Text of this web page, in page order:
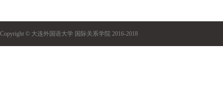
Copyright © 大连外国语大学 国际关系学院 2016-2018